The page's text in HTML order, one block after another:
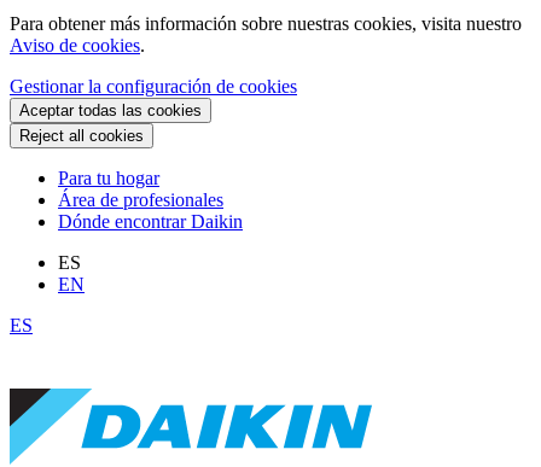
Para obtener más información sobre nuestras cookies, visita nuestro
Aviso de cookies.
Gestionar la configuración de cookies
Aceptar todas las cookies
Reject all cookies
Para tu hogar
Área de profesionales
Dónde encontrar Daikin
ES
EN
ES